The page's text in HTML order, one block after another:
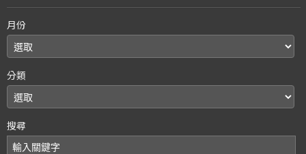
月份
分類
搜尋